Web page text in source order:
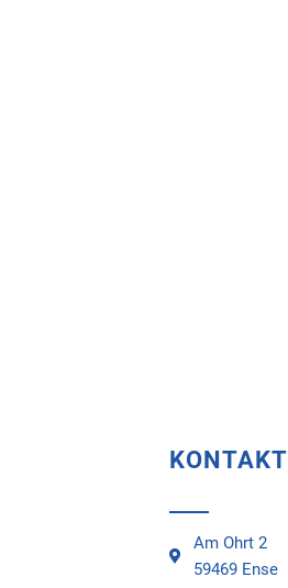
KONTAKT
Am Ohrt 2
59469 Ense